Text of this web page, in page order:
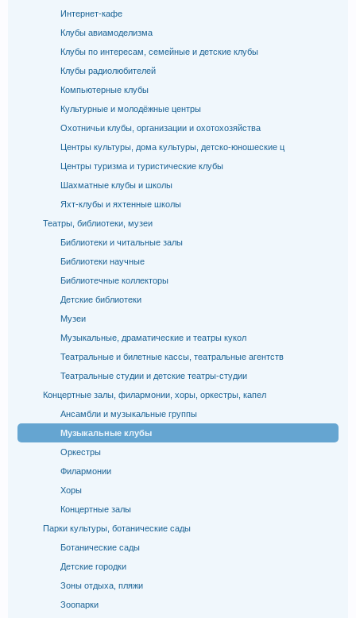
Интернет-кафе
Клубы авиамоделизма
Клубы по интересам, семейные и детские клубы
Клубы радиолюбителей
Компьютерные клубы
Культурные и молодёжные центры
Охотничьи клубы, организации и охотохозяйства
Центры культуры, дома культуры, детско-юношеские ц
Центры туризма и туристические клубы
Шахматные клубы и школы
Яхт-клубы и яхтенные школы
Театры, библиотеки, музеи
Библиотеки и читальные залы
Библиотеки научные
Библиотечные коллекторы
Детские библиотеки
Музеи
Музыкальные, драматические и театры кукол
Театральные и билетные кассы, театральные агентств
Театральные студии и детские театры-студии
Концертные залы, филармонии, хоры, оркестры, капел
Ансамбли и музыкальные группы
Музыкальные клубы
Оркестры
Филармонии
Хоры
Концертные залы
Парки культуры, ботанические сады
Ботанические сады
Детские городки
Зоны отдыха, пляжи
Зоопарки